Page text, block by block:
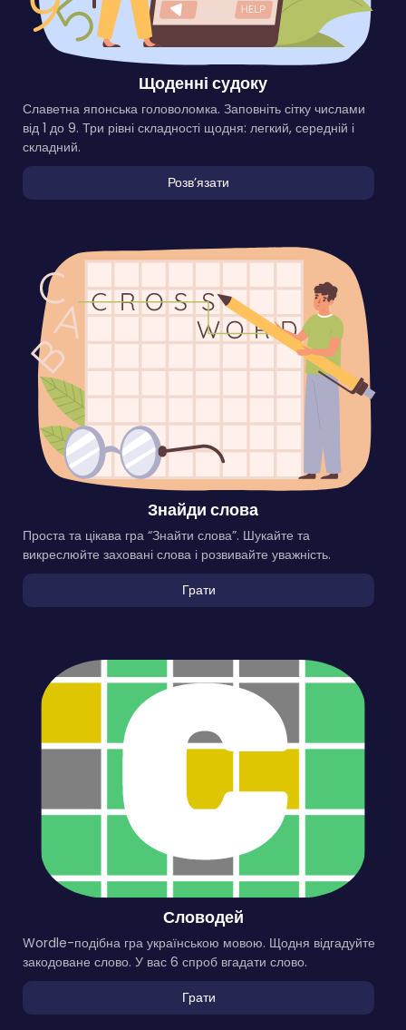
Щоденні судоку
Славетна японська головоломка. Заповніть сітку числами
від 1 до 9. Три рівні складності щодня: легкий, середній і
складний.
Розвʼязати
Знайди слова
Проста та цікава гра “Знайти слова”. Шукайте та
викреслюйте заховані слова і розвивайте уважність.
Грати
Словодей
Wordle-подібна гра українською мовою. Щодня відгадуйте
закодоване слово. У вас 6 спроб вгадати слово.
Грати